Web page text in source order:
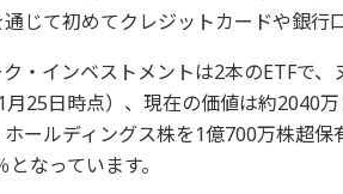
じて初めてクレジットカードや銀行
ク・インベストメントは2本のETFで
月25日時点）、現在の価値は約2040
ホールディングス株を1億700万株超
となっています。